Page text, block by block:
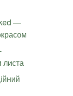
—
листа